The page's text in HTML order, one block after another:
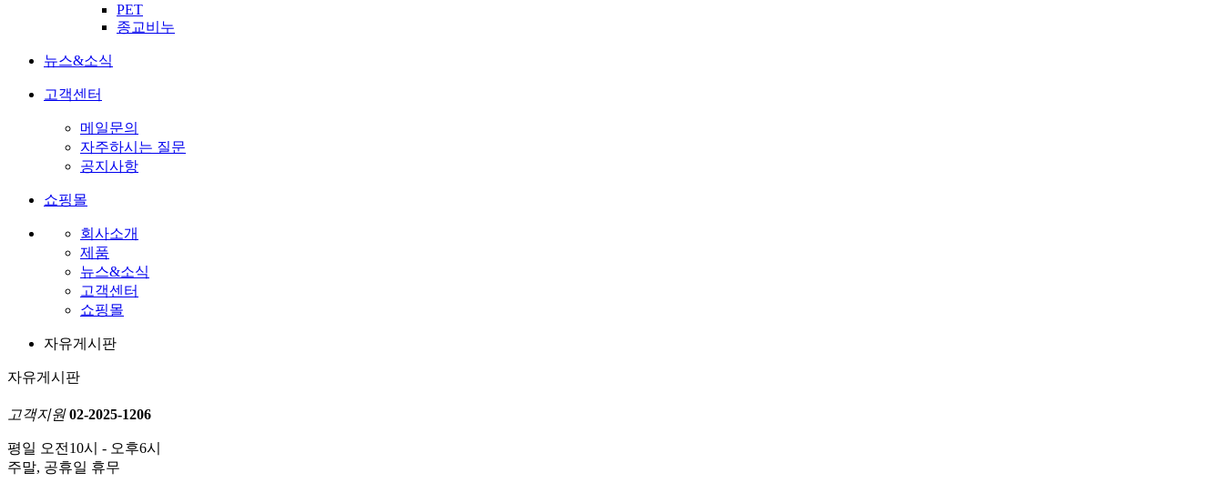
PET
종교비누
뉴스&소식
고객센터
메일문의
자주하시는 질문
공지사항
쇼핑몰
회사소개
제품
뉴스&소식
고객센터
쇼핑몰
자유게시판
자유게시판
고객지원 02-2025-1206
평일 오전10시 - 오후6시
주말, 공휴일 휴무